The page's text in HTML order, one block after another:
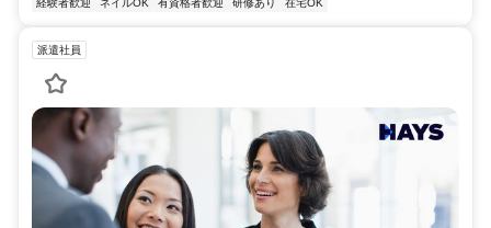
経験者歓迎
ネイルOK 有資格者歓迎 研修あり 在宅OK
派遣社員